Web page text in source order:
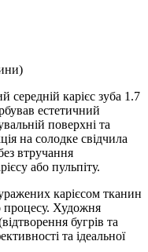
середній карієс зуба 1.7
естетичний
поверхні та
на солодке свідчила
втручання
або пульпіту.
карієсом тканин
процесу. Художня
бугрів та
та ідеальної